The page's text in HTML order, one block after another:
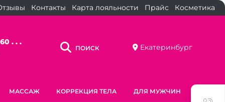
Контакты Карта лояльности Прайс Косметика
. . .
ПОИСК Екатеринбург
МАССАЖ КОРРЕКЦИЯ ТЕЛА ДЛЯ МУЖЧИН